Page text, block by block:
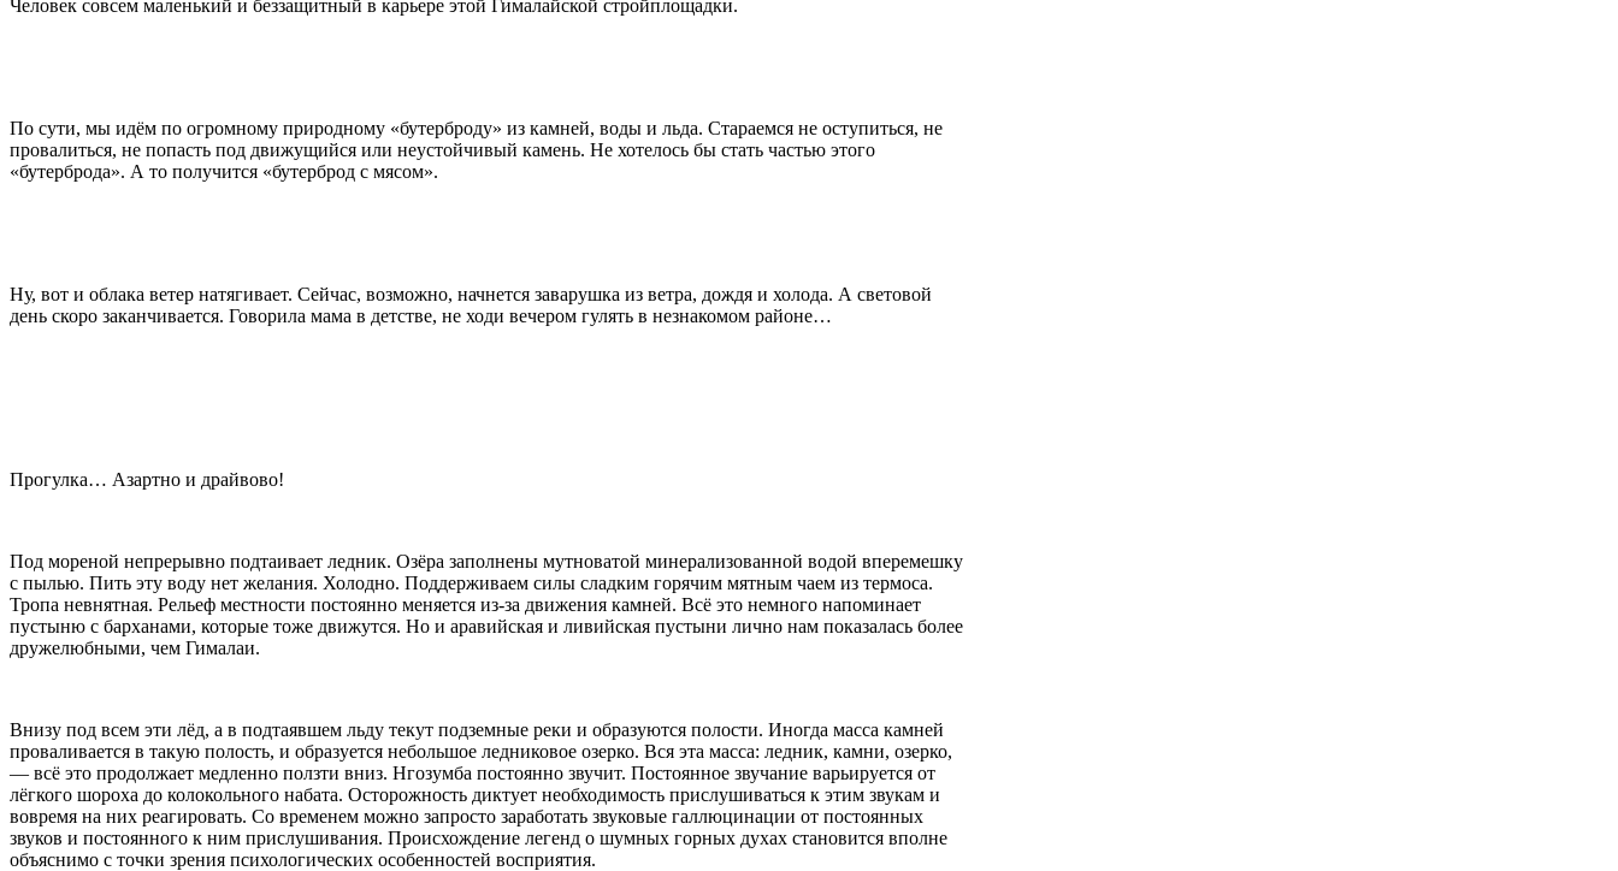
Человек совсем маленький и беззащитный в карьере этой Гималайской стройплощадки.
По сути, мы идём по огромному природному «бутерброду» из камней, воды и льда. Стараемся не оступиться, не
провалиться, не попасть под движущийся или неустойчивый камень. Не хотелось бы стать частью этого
«бутерброда». А то получится «бутерброд с мясом».
Ну, вот и облака ветер натягивает. Сейчас, возможно, начнется заварушка из ветра, дождя и холода. А световой
день скоро заканчивается. Говорила мама в детстве, не ходи вечером гулять в незнакомом районе…
Прогулка… Азартно и драйвово!
Под мореной непрерывно подтаивает ледник. Озёра заполнены мутноватой минерализованной водой вперемешку
с пылью. Пить эту воду нет желания. Холодно. Поддерживаем силы сладким горячим мятным чаем из термоса.
Тропа невнятная. Рельеф местности постоянно меняется из-за движения камней. Всё это немного напоминает
пустыню с барханами, которые тоже движутся. Но и аравийская и ливийская пустыни лично нам показалась более
дружелюбными, чем Гималаи.
Внизу под всем эти лёд, а в подтаявшем льду текут подземные реки и образуются полости. Иногда масса камней
проваливается в такую полость, и образуется небольшое ледниковое озерко. Вся эта масса: ледник, камни, озерко,
— всё это продолжает медленно ползти вниз. Нгозумба постоянно звучит. Постоянное звучание варьируется от
лёгкого шороха до колокольного набата. Осторожность диктует необходимость прислушиваться к этим звукам и
вовремя на них реагировать. Со временем можно запросто заработать звуковые галлюцинации от постоянных
звуков и постоянного к ним прислушивания. Происхождение легенд о шумных горных духах становится вполне
объяснимо с точки зрения психологических особенностей восприятия.